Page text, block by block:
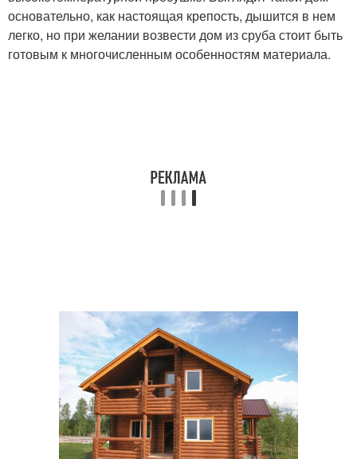
основательно, как настоящая крепость, дышится в нем
легко, но при желании возвести дом из сруба стоит быть
готовым к многочисленным особенностям материала.